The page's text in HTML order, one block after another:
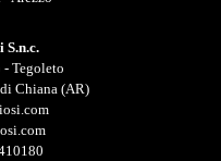
S.n.c.
- Tegoleto
Chiana (AR)